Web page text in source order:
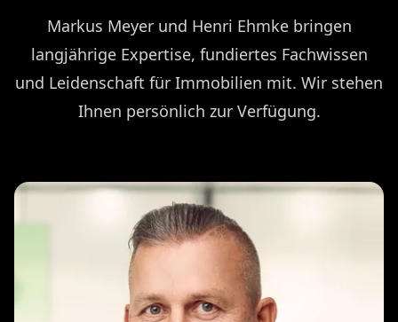
Markus Meyer und Henri Ehmke bringen
langjährige Expertise, fundiertes Fachwissen
und Leidenschaft für Immobilien mit. Wir stehen
Ihnen persönlich zur Verfügung.